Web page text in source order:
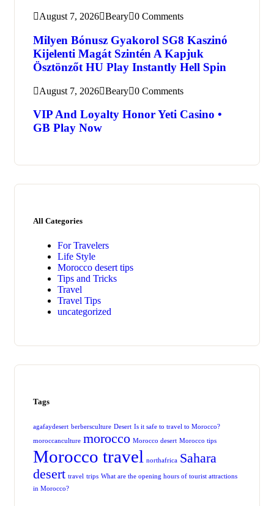
August 7, 2026 Beary 0 Comments
Milyen Bónusz Gyakorol SG8 Kaszinó
Kijelenti Magát Szintén A Kapjuk
Ösztönzőt HU Play Instantly Hell Spin
August 7, 2026 Beary 0 Comments
VIP And Loyalty Honor Yeti Casino •
GB Play Now
All Categories
For Travelers
Life Style
Morocco desert tips
Tips and Tricks
Travel
Travel Tips
uncategorized
Tags
agafaydesert berbersculture Desert Is it safe to travel to Morocco?
moroccanculture morocco Morocco desert Morocco tips
Morocco travel northafrica Sahara
desert travel trips What are the opening hours of tourist attractions
in Morocco?